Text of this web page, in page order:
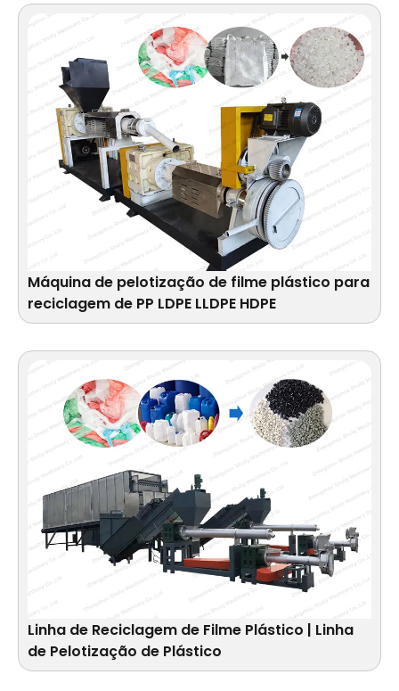
Máquina de pelotização de filme plástico para
reciclagem de PP LDPE LLDPE HDPE
Linha de Reciclagem de Filme Plástico | Linha
de Pelotização de Plástico